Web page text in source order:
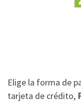
Elige la forma de
tarjeta de crédito,